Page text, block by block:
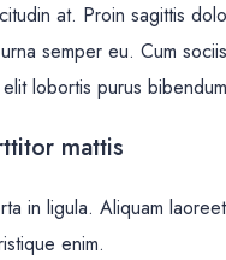
at. Proin sagittis
semper eu. Cum
lobortis purus
mattis
in ligula. Aliquam
enim.